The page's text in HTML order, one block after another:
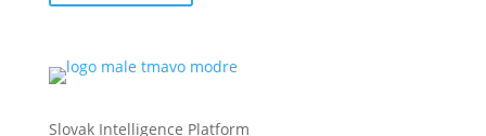
Slovak Intelligence Platform